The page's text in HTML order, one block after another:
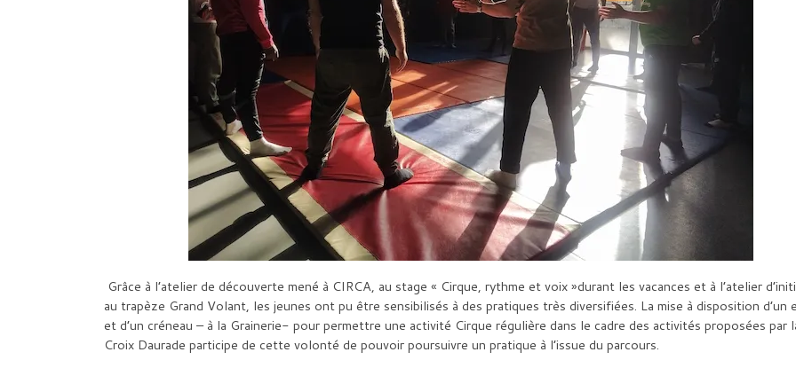
Grâce à l’atelier de découverte mené à CIRCA, au stage « Cirque, rythme et voix »durant les vacances et à l’atelier
au trapèze Grand Volant, les jeunes ont pu être sensibilisés à des pratiques très diversifiées. La mise à disposition d’un
et d’un créneau – à la Grainerie- pour permettre une activité Cirque régulière dans le cadre des activités proposées par
Croix Daurade participe de cette volonté de pouvoir poursuivre un pratique à l’issue du parcours.